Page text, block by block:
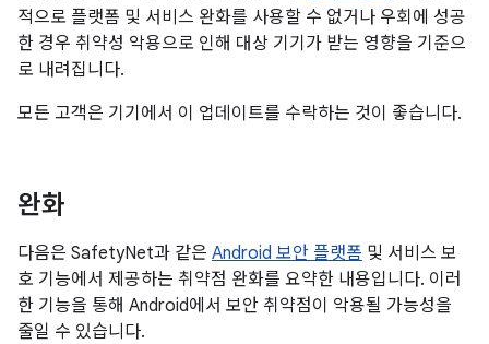
적으로 플랫폼 및 서비스 완화를 사용할 수 없거나 우회에 성공
한 경우 취약성 악용으로 인해 대상 기기가 받는 영향을 기준으
로 내려집니다.
모든 고객은 기기에서 이 업데이트를 수락하는 것이 좋습니다.
완화
다음은 SafetyNet과 같은 Android 보안 플랫폼 및 서비스 보
호 기능에서 제공하는 취약점 완화를 요약한 내용입니다. 이러
한 기능을 통해 Android에서 보안 취약점이 악용될 가능성을
줄일 수 있습니다.